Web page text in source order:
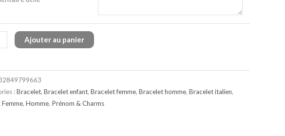
Ajouter au panier
:Bracelet, Bracelet enfant, Bracelet femme, Bracelet homme, Bracelet italien,
Femme, Homme, Prénom & Charms